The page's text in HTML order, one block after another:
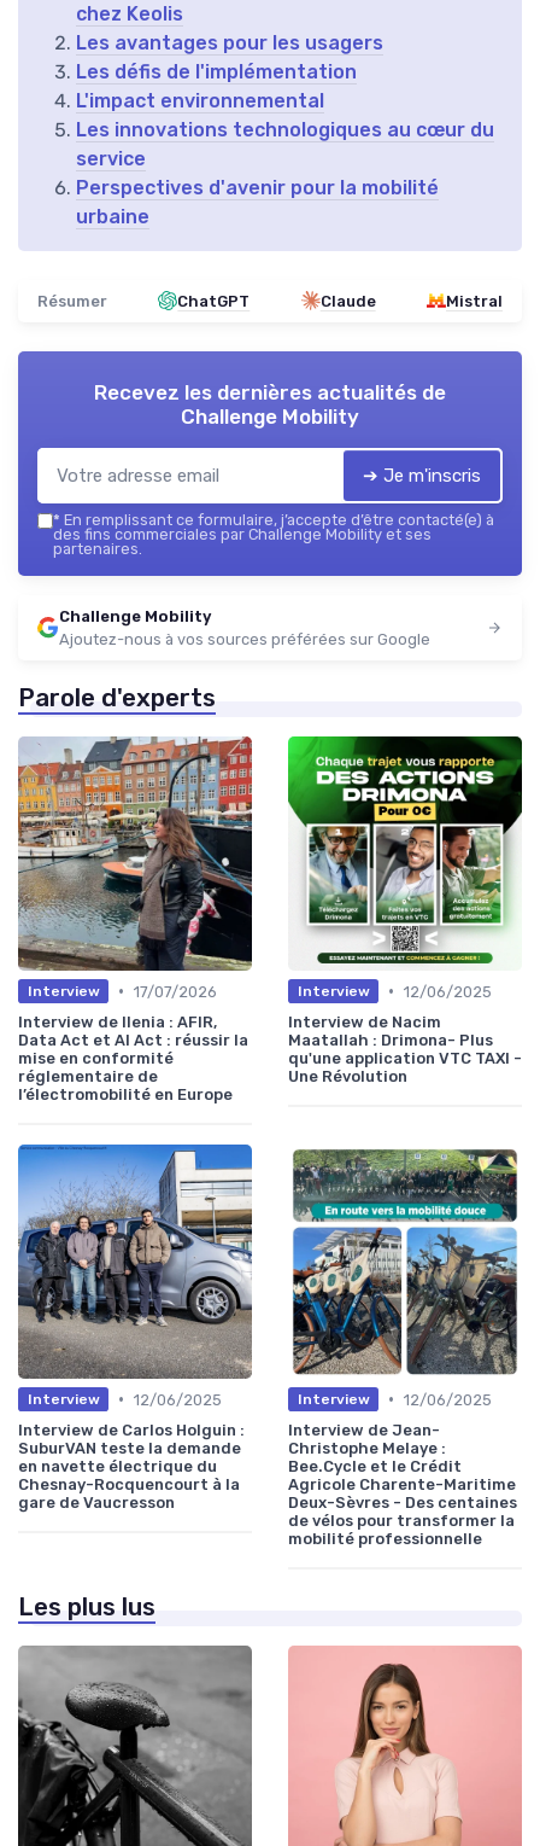
chez Keolis
Les avantages pour les usagers
Les défis de l'implémentation
L'impact environnemental
Les innovations technologiques au cœur du
service
Perspectives d'avenir pour la mobilité
urbaine
Résumer ChatGPT Claude Mistral
Recevez les dernières actualités de
Challenge Mobility
➔ Je m'inscris
* En remplissant ce formulaire, j’accepte d’être contacté(e) à
des fins commerciales par Challenge Mobility et ses
partenaires.
Challenge Mobility
Ajoutez-nous à vos sources préférées sur Google
Parole d'experts
Interview • 17/07/2026
Interview de Ilenia : AFIR,
Data Act et AI Act : réussir la
mise en conformité
réglementaire de
l’électromobilité en Europe
Interview • 12/06/2025
Interview de Nacim
Maatallah : Drimona- Plus
qu'une application VTC TAXI -
Une Révolution
Interview • 12/06/2025
Interview de Carlos Holguin :
SuburVAN teste la demande
en navette électrique du
Chesnay-Rocquencourt à la
gare de Vaucresson
Interview • 12/06/2025
Interview de Jean-
Christophe Melaye :
Bee.Cycle et le Crédit
Agricole Charente-Maritime
Deux-Sèvres - Des centaines
de vélos pour transformer la
mobilité professionnelle
Les plus lus